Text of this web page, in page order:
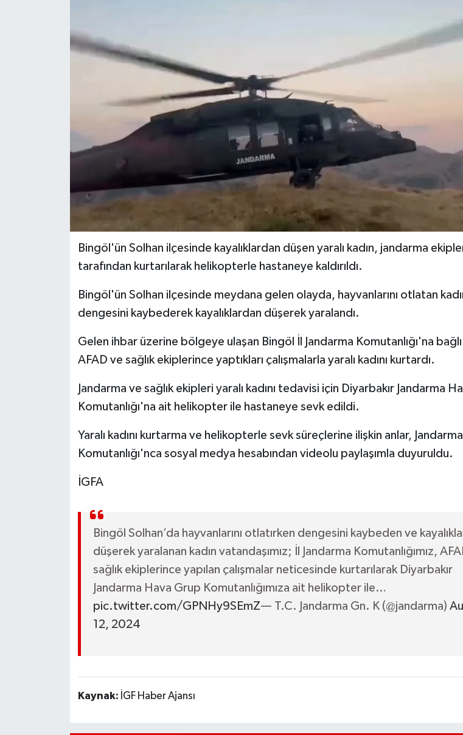
Bingöl'ün Solhan ilçesinde kayalıklardan düşen yaralı kadın, jandarma
tarafından kurtarılarak helikopterle hastaneye kaldırıldı.
Bingöl'ün Solhan ilçesinde meydana gelen olayda, hayvanlarını otlatan
dengesini kaybederek kayalıklardan düşerek yaralandı.
Gelen ihbar üzerine bölgeye ulaşan Bingöl İl Jandarma Komutanlığı'na
AFAD ve sağlık ekiplerince yaptıkları çalışmalarla yaralı kadını kurtardı.
Jandarma ve sağlık ekipleri yaralı kadını tedavisi için Diyarbakır Jandarma
Komutanlığı'na ait helikopter ile hastaneye sevk edildi.
Yaralı kadını kurtarma ve helikopterle sevk süreçlerine ilişkin anlar,
Komutanlığı'nca sosyal medya hesabından videolu paylaşımla duyuruldu.
İGFA
Bingöl Solhan’da hayvanlarını otlatırken dengesini kaybeden ve
düşerek yaralanan kadın vatandaşımız; İl Jandarma Komutanlığımız,
sağlık ekiplerince yapılan çalışmalar neticesinde kurtarılarak Diyarbakır
Jandarma Hava Grup Komutanlığımıza ait helikopter ile…
pic.twitter.com/GPNHy9SEmZ— T.C. Jandarma Gn. K (@jandarma)
12, 2024
Kaynak: İGF Haber Ajansı
MERKEZ